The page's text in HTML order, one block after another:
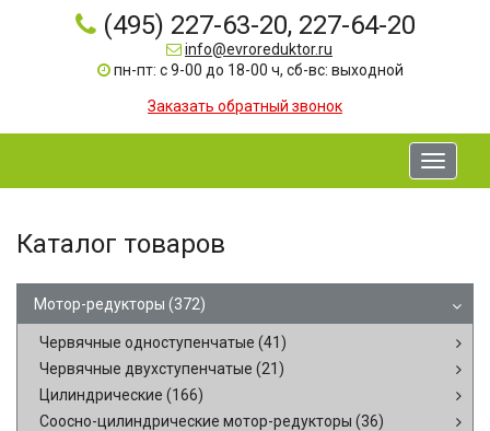
(495) 227-63-20, 227-64-20
info@evroreduktor.ru
пн-пт: с 9-00 до 18-00 ч, сб-вс: выходной
Заказать обратный звонок
Toggle
Каталог товаров
Мотор-редукторы (372)
Червячные одноступенчатые (41)
Червячные двухступенчатые (21)
Цилиндрические (166)
Соосно-цилиндрические мотор-редукторы (36)